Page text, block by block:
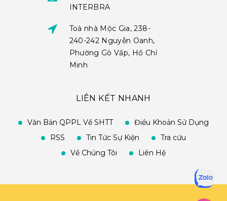
INTERBRA
Toà nhà Mộc Gia, 238-
240-242 Nguyễn Oanh,
Phường Gò Vấp, Hồ Chí
Minh
LIÊN KẾT NHANH
Văn Bản QPPL Về SHTT
Điều Khoản Sử Dụng
RSS
Tin Tức Sự Kiện
Tra cứu
Về Chúng Tôi
Liên Hệ